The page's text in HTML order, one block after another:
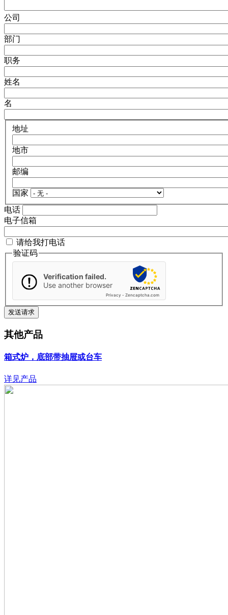
公司
部门
职务
姓名
名
地址
地市
邮编
国家
电话
电子信箱
请给我打电话
验证码
Verification failed.
Use another browser
Privacy - Zencaptcha.com
其他产品
箱式炉，底部带抽屉或台车
详见产品